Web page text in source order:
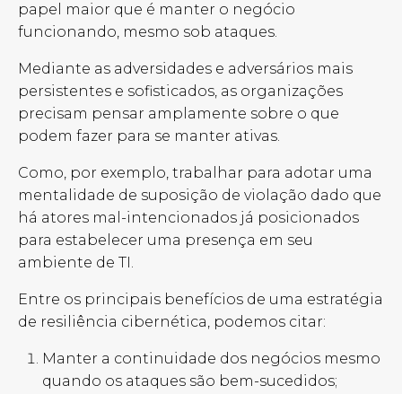
papel maior que é manter o negócio
funcionando, mesmo sob ataques.
Mediante as adversidades e adversários mais
persistentes e sofisticados, as organizações
precisam pensar amplamente sobre o que
podem fazer para se manter ativas.
Como, por exemplo, trabalhar para adotar uma
mentalidade de suposição de violação dado que
há atores mal-intencionados já posicionados
para estabelecer uma presença em seu
ambiente de TI.
Entre os principais benefícios de uma estratégia
de resiliência cibernética, podemos citar:
Manter a continuidade dos negócios mesmo
quando os ataques são bem-sucedidos;